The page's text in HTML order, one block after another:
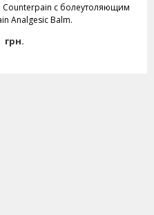
с болеутоляющим
Analgesic Balm.
грн.